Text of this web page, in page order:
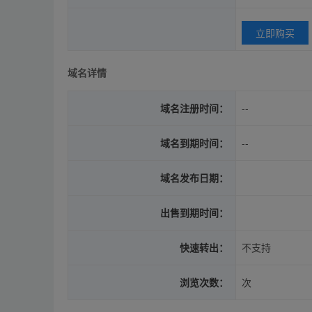
立即购买
域名详情
域名注册时间： --
域名到期时间： --
域名发布日期：
出售到期时间：
快速转出： 不支持
浏览次数： 次